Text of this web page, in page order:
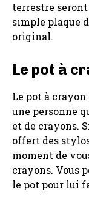
terrestre
simple plaque
original.
Le pot à
Le pot à
une personne
et de crayons.
offert des
moment de
crayons. Vous
le pot pour lui